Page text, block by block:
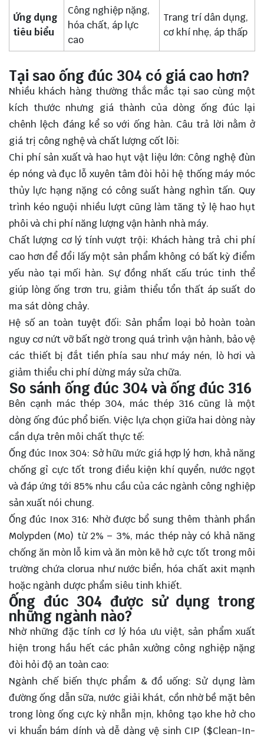
Ứng dụng
tiêu biểu
Công nghiệp nặng,
hóa chất, áp lực
cao
Trang trí dân dụng,
cơ khí nhẹ, áp thấp
Tại sao ống đúc 304 có giá cao hơn?
Nhiều khách hàng thường thắc mắc tại sao cùng một
kích thước nhưng giá thành của dòng ống đúc lại
chênh lệch đáng kể so với ống hàn. Câu trả lời nằm ở
giá trị công nghệ và chất lượng cốt lõi:
Chi phí sản xuất và hao hụt vật liệu lớn: Công nghệ đùn
ép nóng và đục lỗ xuyên tâm đòi hỏi hệ thống máy móc
thủy lực hạng nặng có công suất hàng nghìn tấn. Quy
trình kéo nguội nhiều lượt cũng làm tăng tỷ lệ hao hụt
phôi và chi phí năng lượng vận hành nhà máy.
Chất lượng cơ lý tính vượt trội: Khách hàng trả chi phí
cao hơn để đổi lấy một sản phẩm không có bất kỳ điểm
yếu nào tại mối hàn. Sự đồng nhất cấu trúc tinh thể
giúp lòng ống trơn tru, giảm thiểu tổn thất áp suất do
ma sát dòng chảy.
Hệ số an toàn tuyệt đối: Sản phẩm loại bỏ hoàn toàn
nguy cơ nứt vỡ bất ngờ trong quá trình vận hành, bảo vệ
các thiết bị đắt tiền phía sau như máy nén, lò hơi và
giảm thiểu chi phí dừng máy sửa chữa.
So sánh ống đúc 304 và ống đúc 316
Bên cạnh mác thép 304, mác thép 316 cũng là một
dòng ống đúc phổ biến. Việc lựa chọn giữa hai dòng này
cần dựa trên môi chất thực tế:
Ống đúc Inox 304: Sở hữu mức giá hợp lý hơn, khả năng
chống gỉ cực tốt trong điều kiện khí quyển, nước ngọt
và đáp ứng tới 85% nhu cầu của các ngành công nghiệp
sản xuất nói chung.
Ống đúc Inox 316: Nhờ được bổ sung thêm thành phần
Molypden (Mo) từ 2% – 3%, mác thép này có khả năng
chống ăn mòn lỗ kim và ăn mòn kẽ hở cực tốt trong môi
trường chứa clorua như nước biển, hóa chất axit mạnh
hoặc ngành dược phẩm siêu tinh khiết.
Ống đúc 304 được sử dụng trong
những ngành nào?
Nhờ những đặc tính cơ lý hóa ưu việt, sản phẩm xuất
hiện trong hầu hết các phân xưởng công nghiệp nặng
đòi hỏi độ an toàn cao:
Ngành chế biến thực phẩm & đồ uống: Sử dụng làm
đường ống dẫn sữa, nước giải khát, cồn nhờ bề mặt bên
trong lòng ống cực kỳ nhẵn mịn, không tạo khe hở cho
vi khuẩn bám dính và dễ dàng vệ sinh CIP ($Clean-In-